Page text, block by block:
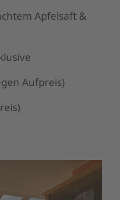
Apfelsaft &
Aufpreis)